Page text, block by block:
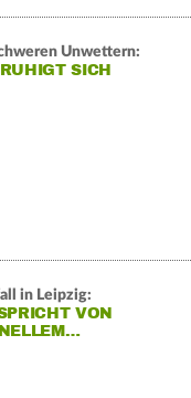
Unwettern:
SICH
in Leipzig:
VON